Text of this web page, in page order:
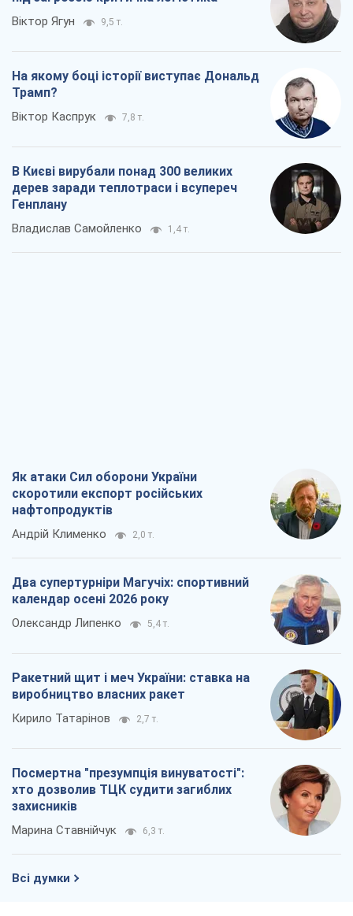
Віктор Ягун 9,5 т.
На якому боці історії виступає Дональд
Трамп?
Віктор Каспрук 7,8 т.
В Києві вирубали понад 300 великих
дерев заради теплотраси і всупереч
Генплану
Владислав Самойленко 1,4 т.
Як атаки Сил оборони України
скоротили експорт російських
нафтопродуктів
Андрій Клименко 2,0 т.
Два супертурніри Магучіх: спортивний
календар осені 2026 року
Олександр Липенко 5,4 т.
Ракетний щит і меч України: ставка на
виробництво власних ракет
Кирило Татарінов 2,7 т.
Посмертна "презумпція винуватості":
хто дозволив ТЦК судити загиблих
захисників
Марина Ставнійчук 6,3 т.
Всі думки